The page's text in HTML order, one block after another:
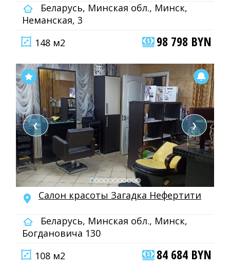
Беларусь, Минская обл., Минск,
Неманская, 3
148 м2
98 798 BYN
❮ ❯
Салон красоты Загадка Нефертити
Беларусь, Минская обл., Минск,
Богдановича 130
108 м2
84 684 BYN